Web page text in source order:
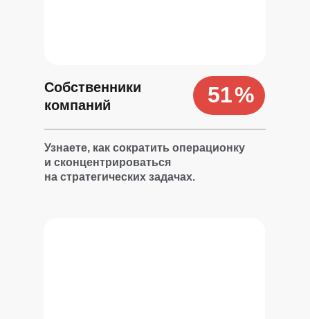
Собственники
компаний
51%
Узнаете, как сократить операционку
и сконцентрироваться
на стратегических задачах.